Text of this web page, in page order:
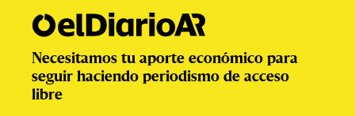
Necesitamos tu aporte económico para
seguir haciendo periodismo de acceso
libre